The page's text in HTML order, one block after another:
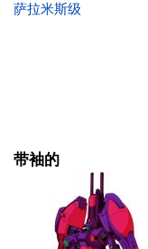
萨拉米斯级
带袖的